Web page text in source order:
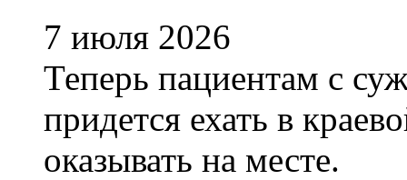
7 июля 2026
Теперь пациентам с
придется ехать в
оказывать на месте.